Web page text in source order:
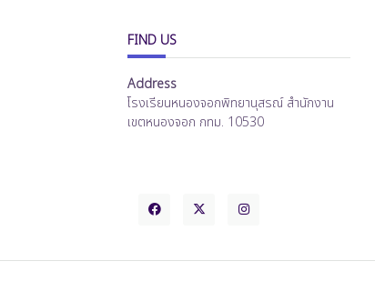
FIND US
Address
โรงเรียนหนองจอกพิทยานุสรณ์ สำนักงาน
เขตหนองจอก กทม. 10530